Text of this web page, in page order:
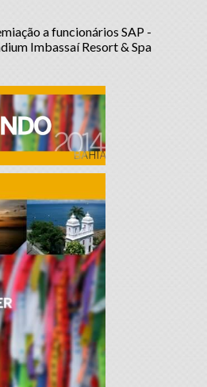
a funcionários SAP -
Imbassaí Resort & Spa